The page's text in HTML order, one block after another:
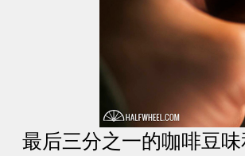
最后三分之一的咖啡豆